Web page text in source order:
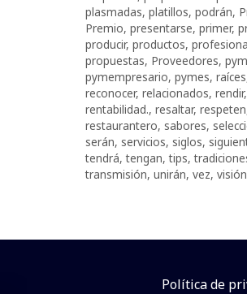
plasmadas, platillos, podrán,
Premio, presentarse, primer,
producir, productos,
propuestas, Proveedores,
pymempresario, pymes, raíces
reconocer, relacionados, rendir,
rentabilidad., resaltar, respeten
restaurantero, sabores,
serán, servicios, siglos,
tendrá,tengan,tips,
transmisión, unirán, vez, visión
Política de